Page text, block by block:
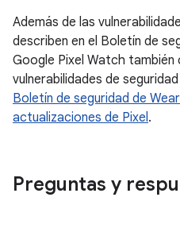
Además de las
describen en el Boletín de
Google Pixel Watch
vulnerabilidades de
Boletín de seguridad de Wear
actualizaciones de Pixel.
Preguntas y